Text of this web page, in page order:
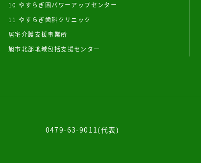
10 やすらぎ園パワーアップセンター
11 やすらぎ歯科クリニック
居宅介護支援事業所
旭市北部地域包括支援センター
0479-63-9011(代表)